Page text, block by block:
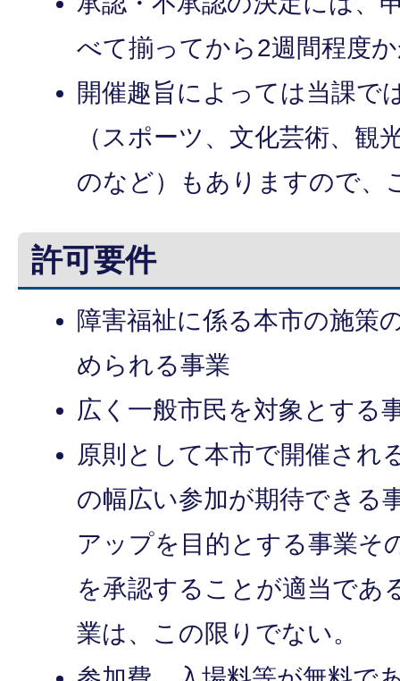
べて揃ってから2週間程度
開催趣旨によっては当課で
（スポーツ、文化芸術、観
のなど）もありますので、
許可要件
障害福祉に係る本市の施策
められる事業
広く一般市民を対象とする
原則として本市で開催され
の幅広い参加が期待できる
アップを目的とする事業そ
を承認することが適当であ
業は、この限りでない。